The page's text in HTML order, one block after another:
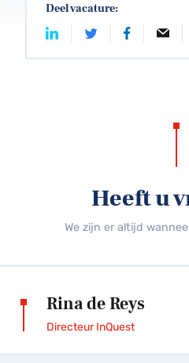
Deel vacature:
Heeft u
We zijn er altijd
Directeur InQuest
Rina de Reys